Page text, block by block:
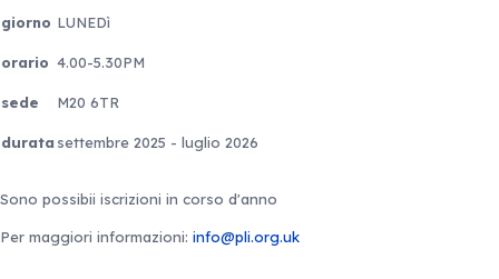
giorno LUNEDì
orario 4.00-5.30PM
sede M20 6TR
durata settembre 2025 - luglio 2026
Sono possibii iscrizioni in corso d'anno
Per maggiori informazioni: info@pli.org.uk